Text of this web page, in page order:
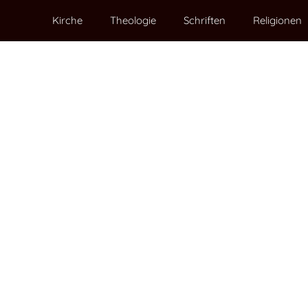
Kirche Theologie Schriften Religionen